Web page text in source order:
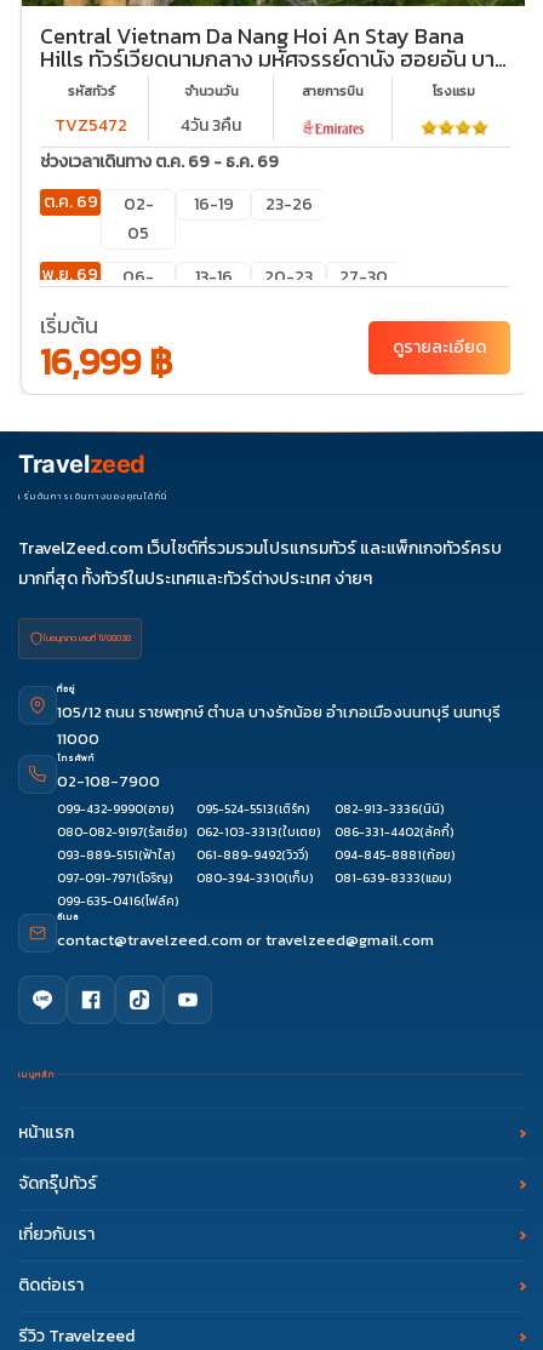
Central Vietnam Da Nang Hoi An Stay Bana
Hills ทัวร์เวียดนามกลาง มหัศจรรย์ดานัง ฮอยอัน บา
นาฮิลล์ (พักบานาฮิลล์ 2 คืน)
รหัสทัวร์
TVZ5472
จำนวนวัน
4วัน 3คืน
สายการบิน โรงเเรม
ช่วงเวลาเดินทาง ต.ค. 69 - ธ.ค. 69
ต.ค. 69
02-
05
16-19 23-26
พ.ย. 69
06-
13-16 20-23 27-30
ธ.ค. 69
04-
07
เริ่มต้น
16,999 ฿ ดูรายละเอียด
Travelzeed
เริ่มต้นการเดินทางของคุณได้ที่นี่
TravelZeed.com เว็บไซต์ที่รวมรวมโปรแกรมทัวร์ และแพ็กเกจทัวร์ครบ
มากที่สุด ทั้งทัวร์ในประเทศและทัวร์ต่างประเทศ ง่ายๆ
ใบอนุญาต เลขที่ 11/08038
ที่อยู่
105/12 ถนน ราชพฤกษ์ ตำบล บางรักน้อย อำเภอเมืองนนทบุรี นนทบุรี
11000
โทรศัพท์
02-108-7900
099-432-9990(อาย) 095-524-5513(เติร์ก) 082-913-3336(นินิ)
080-082-9197(รัสเซีย) 062-103-3313(ใบเตย) 086-331-4402(ลัคกี้)
093-889-5151(ฟ้าใส) 061-889-9492(วิววี่) 094-845-8881(ก้อย)
097-091-7971(โจริญ) 080-394-3310(เก็บ) 081-639-8333(แอม)
099-635-0416(โฟล์ค)
อีเมล
contact@travelzeed.comortravelzeed@gmail.com
เมนูหลัก
หน้าแรก
จัดกรุ๊ปทัวร์
เกี่ยวกับเรา
ติดต่อเรา
รีวิว Travelzeed